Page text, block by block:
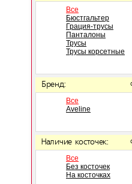
Все
Бюстгальтер
Грация-трусы
Панталоны
Трусы
Трусы корсетные
Бренд:
Все
Aveline
Наличие косточек:
Все
Без косточек
На косточках